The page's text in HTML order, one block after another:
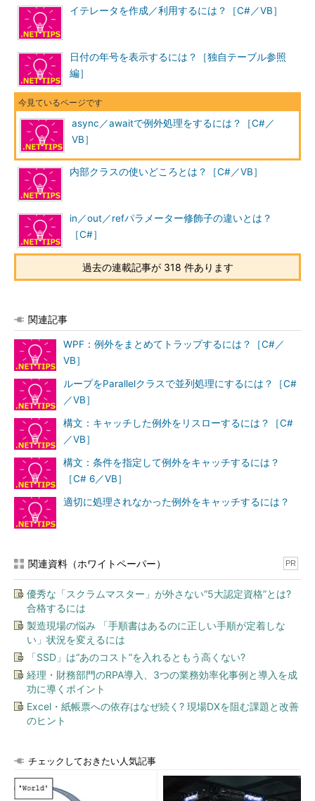
イテレータを作成／利用するには？［C#／VB］
日付の年号を表示するには？［独自テーブル参照
編］
async／awaitで例外処理をするには？［C#／
VB］
内部クラスの使いどころとは？［C#／VB］
in／out／refパラメーター修飾子の違いとは？
［C#］
過去の連載記事が 318 件あります
関連記事
WPF：例外をまとめてトラップするには？［C#／
VB］
ループをParallelクラスで並列処理にするには？［C#
／VB］
構文：キャッチした例外をリスローするには？［C#
／VB］
構文：条件を指定して例外をキャッチするには？
［C# 6／VB］
適切に処理されなかった例外をキャッチするには？
関連資料（ホワイトペーパー） PR
優秀な「スクラムマスター」が外さない“5大認定資格”とは?
合格するには
製造現場の悩み 「手順書はあるのに正しい手順が定着しな
い」状況を変えるには
「SSD」は“あのコスト”を入れるともう高くない?
経理・財務部門のRPA導入、3つの業務効率化事例と導入を成
功に導くポイント
Excel・紙帳票への依存はなぜ続く? 現場DXを阻む課題と改善
のヒント
チェックしておきたい人気記事